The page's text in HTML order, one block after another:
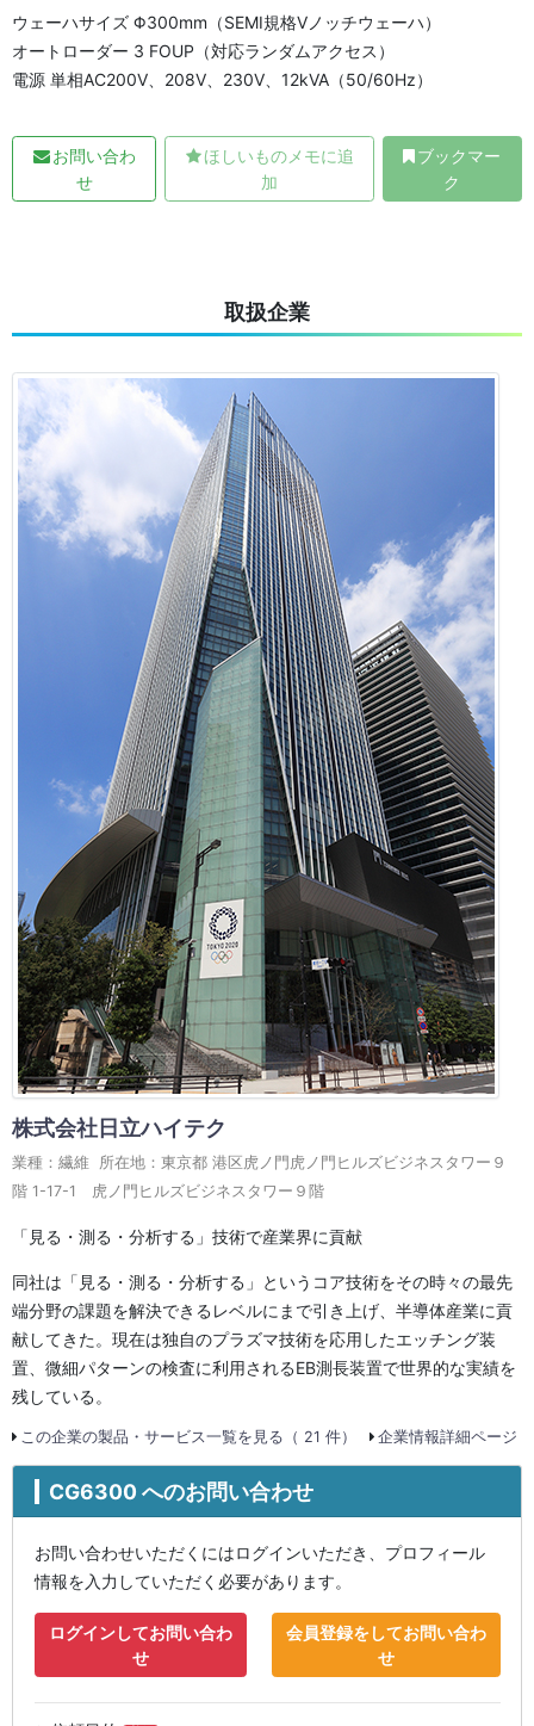
ウェーハサイズ Φ300mm（SEMI規格Vノッチウェーハ）
オートローダー 3 FOUP（対応ランダムアクセス）
電源 単相AC200V、208V、230V、12kVA（50/60Hz）
お問い合わ
せ
ほしいものメモに追
加
ブックマー
ク
取扱企業
株式会社日立ハイテク
業種：繊維 所在地：東京都 港区虎ノ門虎ノ門ヒルズビジネスタワー９
階 1-17-1 虎ノ門ヒルズビジネスタワー９階
「見る・測る・分析する」技術で産業界に貢献
同社は「見る・測る・分析する」というコア技術をその時々の最先
端分野の課題を解決できるレベルにまで引き上げ、半導体産業に貢
献してきた。現在は独自のプラズマ技術を応用したエッチング装
置、微細パターンの検査に利用されるEB測長装置で世界的な実績を
残している。
この企業の製品・サービス一覧を見る（ 21 件） 企業情報詳細ページ
CG6300 へのお問い合わせ
お問い合わせいただくにはログインいただき、プロフィール
情報を入力していただく必要があります。
ログインしてお問い合わ
せ
会員登録をしてお問い合わ
せ